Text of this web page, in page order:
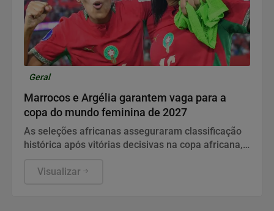
Geral
Marrocos e Argélia garantem vaga para a
copa do mundo feminina de 2027
As seleções africanas asseguraram classificação
histórica após vitórias decisivas na copa africana,
Visualizar